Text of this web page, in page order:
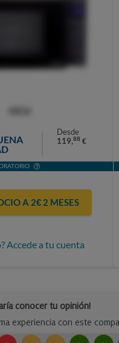
Desde
119,88 €
A 2€ 2 MESES
Accede a tu cuenta